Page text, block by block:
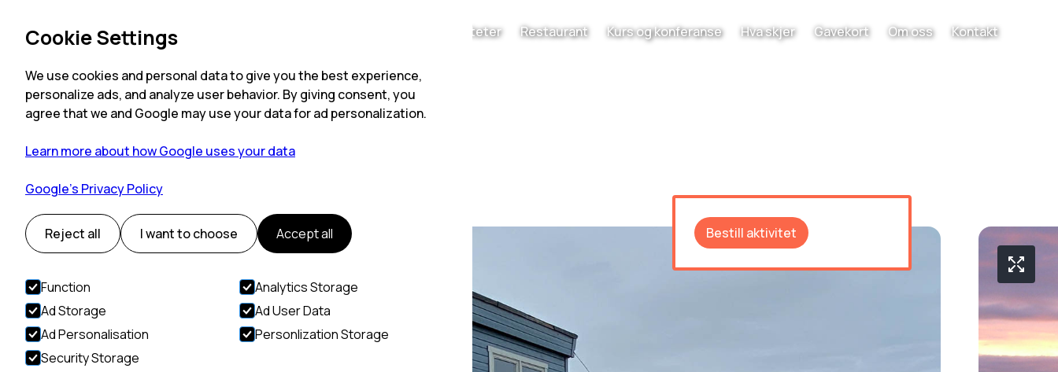
Cookie Settings
We use cookies and personal data to give you the best experience,
personalize ads, and analyze user behavior. By giving consent, you
agree that we and Google may use your data for ad personalization.
Learn more about how Google uses your data
Google’s Privacy Policy
Reject all I want to choose Accept all
Function
Analytics Storage
Ad Storage
Ad User Data
Ad Personalisation
Personlization Storage
Security Storage
Aktiviteter Restaurant Kurs og konferanse Hva skjer Gavekort Om oss Kontakt
Språk
Mummihuset
Bestill aktivitet